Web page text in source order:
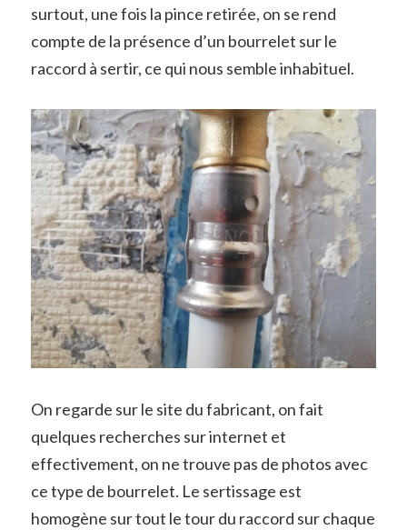
surtout, une fois la pince retirée, on se rend
compte de la présence d’un bourrelet sur le
raccord à sertir, ce qui nous semble inhabituel.
On regarde sur le site du fabricant, on fait
quelques recherches sur internet et
effectivement, on ne trouve pas de photos avec
ce type de bourrelet. Le sertissage est
homogène sur tout le tour du raccord sur chaque